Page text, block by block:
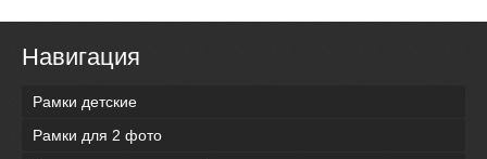
Навигация
Рамки детские
Рамки для 2 фото